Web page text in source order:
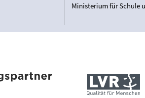
Ministerium für Schule